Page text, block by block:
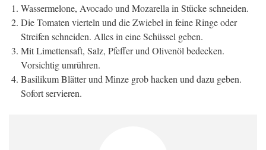
Wassermelone, Avocado und Mozarella in Stücke schneiden.
Die Tomaten vierteln und die Zwiebel in feine Ringe oder
Streifen schneiden. Alles in eine Schüssel geben.
Mit Limettensaft, Salz, Pfeffer und Olivenöl bedecken.
Vorsichtig umrühren.
Basilikum Blätter und Minze grob hacken und dazu geben.
Sofort servieren.